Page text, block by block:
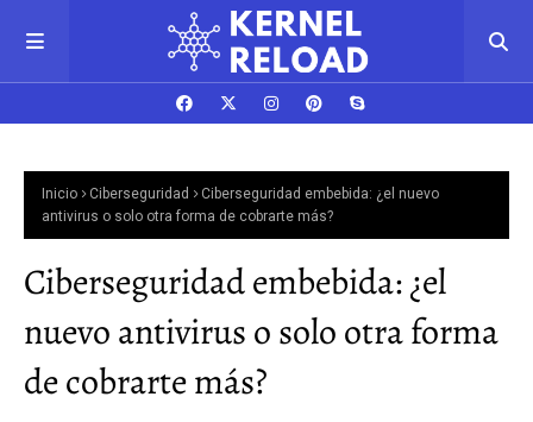
Inicio Ciberseguridad
Ciberseguridad embebida: ¿el nuevo
antivirus o solo otra forma de cobrarte más?
Ciberseguridad embebida: ¿el
nuevo antivirus o solo otra forma
de cobrarte más?